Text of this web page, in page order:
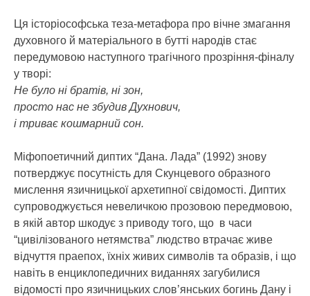
Ця історіософська теза-метафора про вічне змагання
духовного й матеріального в бутті народів стає
передумовою наступного трагічного прозріння-фіналу
у творі:
Не було ні братів, ні зон,
просто нас не збудив Духнович,
і триває кошмарний сон.
Міфопоетичний диптих “Дана. Лада” (1992) знову
потверджує посутність для Скунцевого образного
мислення язичницької архетипної свідомості. Диптих
супроводжується невеличкою прозовою передмовою,
в якій автор шкодує з приводу того, що в часи
“цивілізованого нетямства” людство втрачає живе
відчуття праепох, їхніх живих символів та образів, і що
навіть в енциклопедичних виданнях загубилися
відомості про язичницьких слов’янських богинь Дану і